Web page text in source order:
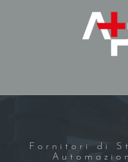
Fornitori di